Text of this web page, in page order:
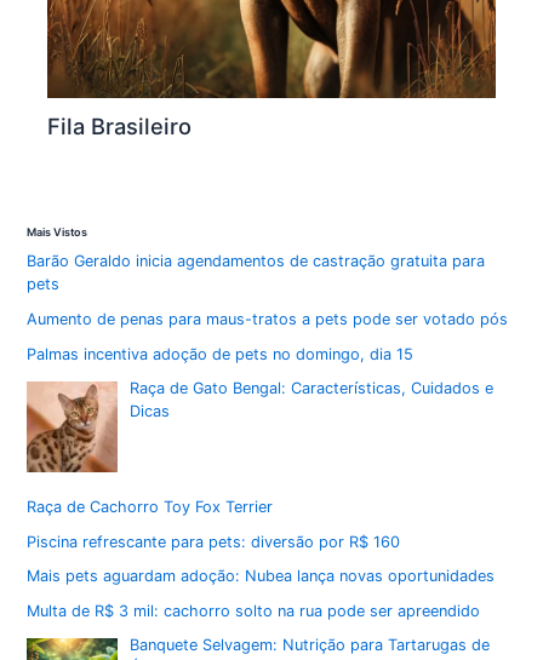
Fila Brasileiro
Mais Vistos
Barão Geraldo inicia agendamentos de castração gratuita para
pets
Aumento de penas para maus-tratos a pets pode ser votado pós
Palmas incentiva adoção de pets no domingo, dia 15
Raça de Gato Bengal: Características, Cuidados e
Dicas
Raça de Cachorro Toy Fox Terrier
Piscina refrescante para pets: diversão por R$ 160
Mais pets aguardam adoção: Nubea lança novas oportunidades
Multa de R$ 3 mil: cachorro solto na rua pode ser apreendido
Banquete Selvagem: Nutrição para Tartarugas de